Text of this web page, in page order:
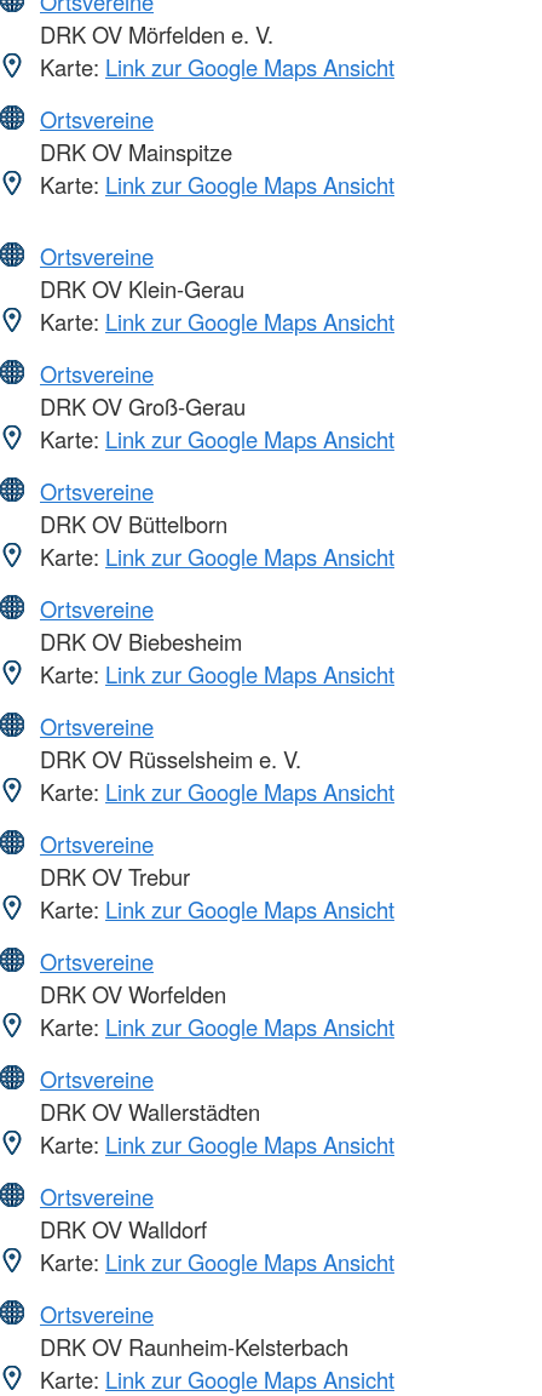
DRK OV Mörfelden e. V.
Karte: Link zur Google Maps Ansicht
Ortsvereine
DRK OV Mainspitze
Karte: Link zur Google Maps Ansicht
Ortsvereine
DRK OV Klein-Gerau
Karte: Link zur Google Maps Ansicht
Ortsvereine
DRK OV Groß-Gerau
Karte: Link zur Google Maps Ansicht
Ortsvereine
DRK OV Büttelborn
Karte: Link zur Google Maps Ansicht
Ortsvereine
DRK OV Biebesheim
Karte: Link zur Google Maps Ansicht
Ortsvereine
DRK OV Rüsselsheim e. V.
Karte: Link zur Google Maps Ansicht
Ortsvereine
DRK OV Trebur
Karte: Link zur Google Maps Ansicht
Ortsvereine
DRK OV Worfelden
Karte: Link zur Google Maps Ansicht
Ortsvereine
DRK OV Wallerstädten
Karte: Link zur Google Maps Ansicht
Ortsvereine
DRK OV Walldorf
Karte: Link zur Google Maps Ansicht
Ortsvereine
DRK OV Raunheim-Kelsterbach
Karte: Link zur Google Maps Ansicht